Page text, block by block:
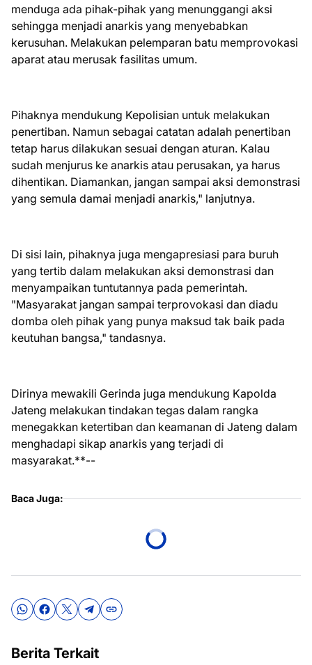
menduga ada pihak-pihak yang menunggangi aksi
sehingga menjadi anarkis yang menyebabkan
kerusuhan. Melakukan pelemparan batu memprovokasi
aparat atau merusak fasilitas umum.
Pihaknya mendukung Kepolisian untuk melakukan
penertiban. Namun sebagai catatan adalah penertiban
tetap harus dilakukan sesuai dengan aturan. Kalau
sudah menjurus ke anarkis atau perusakan, ya harus
dihentikan. Diamankan, jangan sampai aksi demonstrasi
yang semula damai menjadi anarkis," lanjutnya.
Di sisi lain, pihaknya juga mengapresiasi para buruh
yang tertib dalam melakukan aksi demonstrasi dan
menyampaikan tuntutannya pada pemerintah.
"Masyarakat jangan sampai terprovokasi dan diadu
domba oleh pihak yang punya maksud tak baik pada
keutuhan bangsa," tandasnya.
Dirinya mewakili Gerinda juga mendukung Kapolda
Jateng melakukan tindakan tegas dalam rangka
menegakkan ketertiban dan keamanan di Jateng dalam
menghadapi sikap anarkis yang terjadi di
masyarakat.**--
Baca Juga:
Berita Terkait